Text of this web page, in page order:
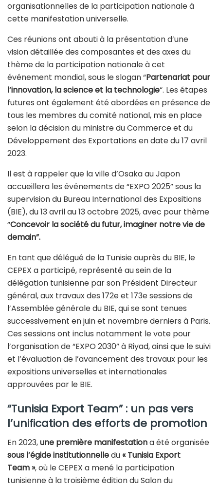
organisationnelles de la participation nationale à
cette manifestation universelle.
Ces réunions ont abouti à la présentation d’une
vision détaillée des composantes et des axes du
thème de la participation nationale à cet
événement mondial, sous le slogan “Partenariat pour
l’innovation, la science et la technologie“. Les étapes
futures ont également été abordées en présence de
tous les membres du comité national, mis en place
selon la décision du ministre du Commerce et du
Développement des Exportations en date du 17 avril
2023.
Il est à rappeler que la ville d’Osaka au Japon
accueillera les événements de “EXPO 2025” sous la
supervision du Bureau International des Expositions
(BIE), du 13 avril au 13 octobre 2025, avec pour thème
“Concevoir la société du futur, imaginer notre vie de
demain”.
En tant que délégué de la Tunisie auprès du BIE, le
CEPEX a participé, représenté au sein de la
délégation tunisienne par son Président Directeur
général, aux travaux des 172e et 173e sessions de
l’Assemblée générale du BIE, qui se sont tenues
successivement en juin et novembre derniers à Paris.
Ces sessions ont inclus notamment le vote pour
l’organisation de “EXPO 2030” à Riyad, ainsi que le suivi
et l’évaluation de l’avancement des travaux pour les
expositions universelles et internationales
approuvées par le BIE.
“Tunisia Export Team” : un pas vers
l’unification des efforts de promotion
En 2023,une première manifestationa été organisée
sous l’égide institutionnelledu« Tunisia Export
Team », où le CEPEX a mené la participation
tunisienne à la troisième édition du Salon du